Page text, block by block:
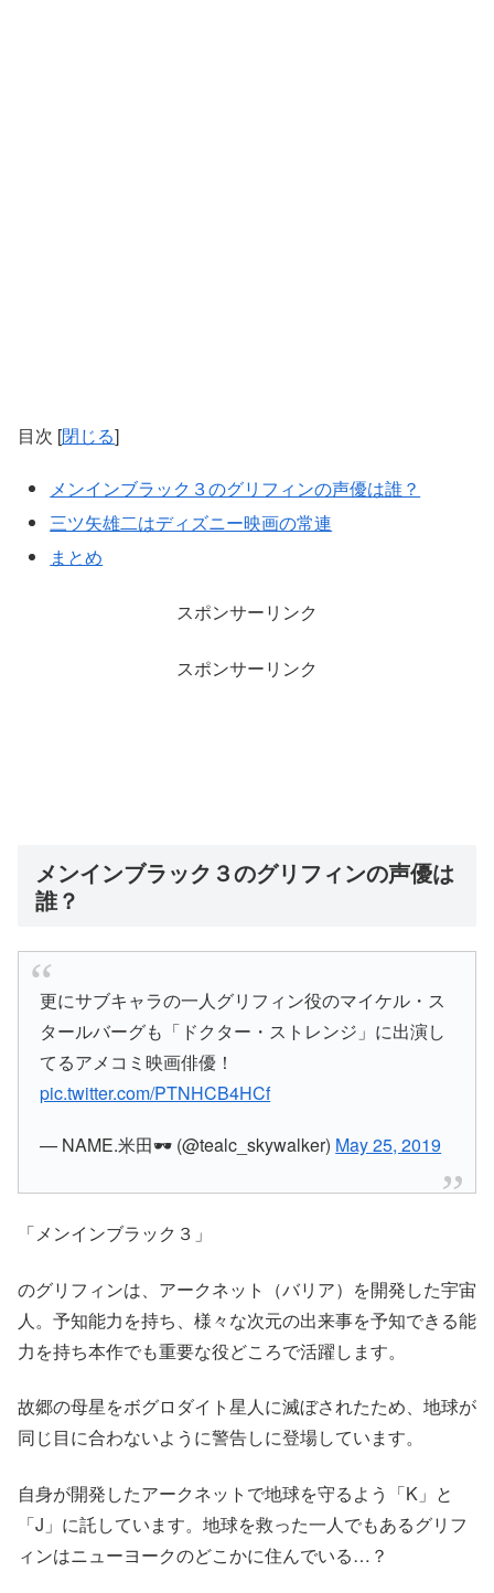
目次 [閉じる]
メンインブラック３のグリフィンの声優は誰？
三ツ矢雄二はディズニー映画の常連
まとめ
スポンサーリンク
スポンサーリンク
メンインブラック３のグリフィンの声優は
誰？
更にサブキャラの一人グリフィン役のマイケル・ス
タールバーグも「ドクター・ストレンジ」に出演し
てるアメコミ映画俳優！
pic.twitter.com/PTNHCB4HCf
— NAME.米田🕶️ (@tealc_skywalker) May 25, 2019
「メンインブラック３」
のグリフィンは、アークネット（バリア）を開発した宇宙
人。予知能力を持ち、様々な次元の出来事を予知できる能
力を持ち本作でも重要な役どころで活躍します。
故郷の母星をボグロダイト星人に滅ぼされたため、地球が
同じ目に合わないように警告しに登場しています。
自身が開発したアークネットで地球を守るよう「K」と
「J」に託しています。地球を救った一人でもあるグリフ
ィンはニューヨークのどこかに住んでいる…？